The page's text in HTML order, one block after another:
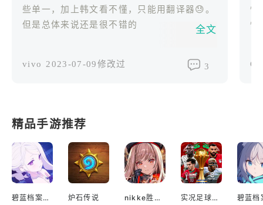
些单一，加上韩文看不懂，只能用翻译器😓。
但是总体来说还是很不错的
全文
vivo 2023-07-09修改过 3
懂
懂
精品手游推荐
碧蓝档案国际服 炉石传说 nikke胜利女神国际服 实况足球2022手游